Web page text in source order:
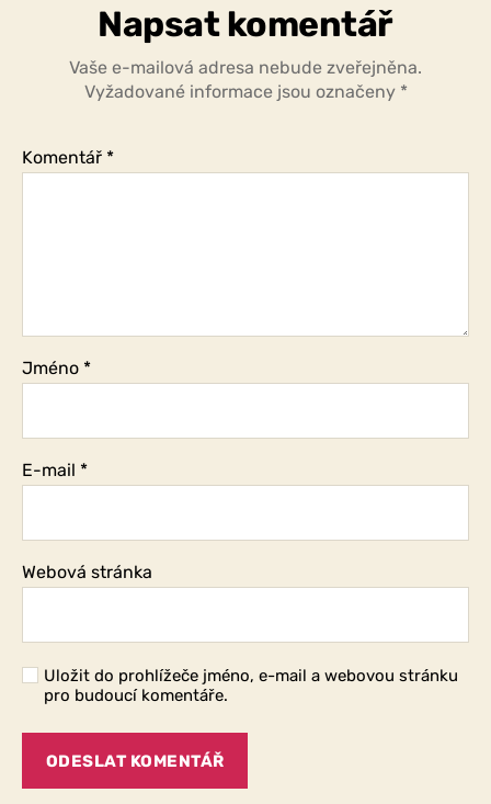
Napsat komentář
Vaše e-mailová adresa nebude zveřejněna.
Vyžadované informace jsou označeny *
Komentář *
Jméno *
E-mail *
Webová stránka
Uložit do prohlížeče jméno, e-mail a webovou stránku
pro budoucí komentáře.